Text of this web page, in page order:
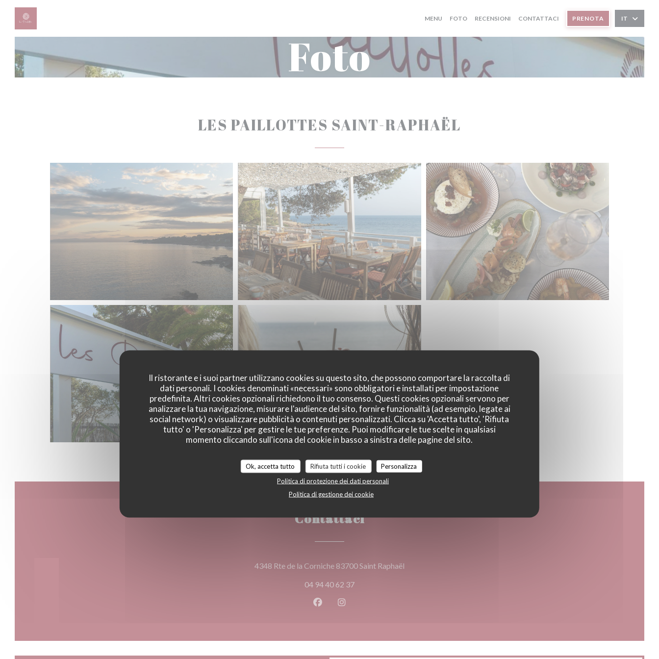
Personalizzazione delle tue scelte sui cookie
Il ristorante e i suoi partner utilizzano cookies su questo sito, che possono comportare la raccolta di
dati personali. I cookies denominati «necessari» sono obbligatori e installati per impostazione
predefinita. Altri cookies opzionali richiedono il tuo consenso. Questi cookies opzionali servono per
analizzare la tua navigazione, misurare l'audience del sito, fornire funzionalità (ad esempio, legate ai
social network) o visualizzare pubblicità o contenuti personalizzati. Clicca su 'Accetta tutto', 'Rifiuta
tutto' o 'Personalizza' per gestire le tue preferenze. Puoi modificare le tue scelte in qualsiasi
momento cliccando sull'icona del cookie in basso a sinistra delle pagine del sito.
Ok, accetta tutto Rifiuta tutti i cookie
Personalizza
Politica di protezione dei dati personali
Politica di gestione dei cookie
MENU FOTO RECENSIONI CONTATTACI PRENOTA IT
Foto
LES PAILLOTTES SAINT-RAPHAËL
Contattaci
4348 Rte de la Corniche 83700 Saint Raphaël
04 94 40 62 37
Facebook ((apre una nuova finestra))
Instagram ((apre una nuova finestra))